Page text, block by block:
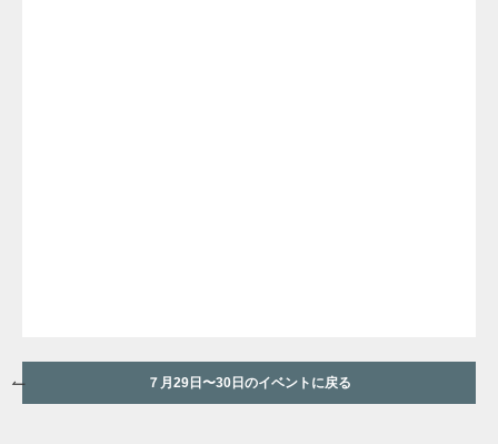
７月29日〜30日のイベントに戻る